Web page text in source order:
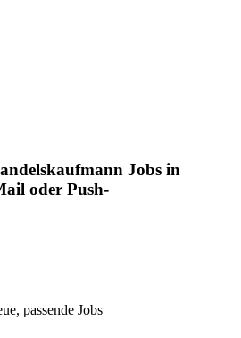
Jobs in
oder Push-
passende Jobs